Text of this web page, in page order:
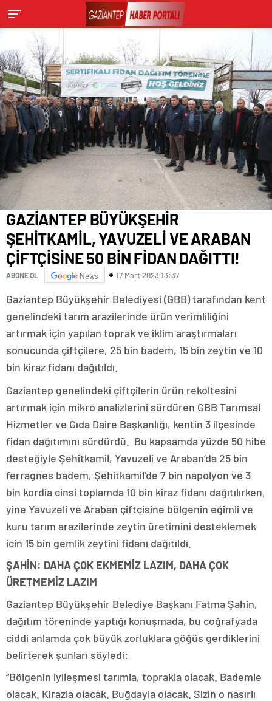
GAZİANTEP BÜYÜKŞEHİR
ŞEHİTKAMİL, YAVUZELİ VE ARABAN
ÇİFTÇİSİNE 50 BİN FİDAN DAĞITTI!
ABONE OL News 17 Mart 2023 13:37
Gaziantep Büyükşehir Belediyesi (GBB) tarafından kent
genelindeki tarım arazilerinde ürün verimliliğini
artırmak için yapılan toprak ve iklim araştırmaları
sonucunda çiftçilere, 25 bin badem, 15 bin zeytin ve 10
bin kiraz fidanı dağıtıldı.
Gaziantep genelindeki çiftçilerin ürün rekoltesini
artırmak için mikro analizlerini sürdüren GBB Tarımsal
Hizmetler ve Gıda Daire Başkanlığı, kentin 3 ilçesinde
fidan dağıtımını sürdürdü. Bu kapsamda yüzde 50 hibe
desteğiyle Şehitkamil, Yavuzeli ve Araban’da 25 bin
ferragnes badem, Şehitkamil’de 7 bin napolyon ve 3
bin kordia cinsi toplamda 10 bin kiraz fidanı dağıtılırken,
yine Yavuzeli ve Araban çiftçisine bölgenin eğimli ve
kuru tarım arazilerinde zeytin üretimini desteklemek
için 15 bin gemlik zeytini fidanı dağıtıldı.
ŞAHİN: DAHA ÇOK EKMEMİZ LAZIM, DAHA ÇOK
ÜRETMEMİZ LAZIM
Gaziantep Büyükşehir Belediye Başkanı Fatma Şahin,
dağıtım töreninde yaptığı konuşmada, bu coğrafyada
ciddi anlamda çok büyük zorluklara göğüs gerdiklerini
belirterek şunları söyledi:
“Bölgenin iyileşmesi tarımla, toprakla olacak. Bademle
olacak. Kirazla olacak. Buğdayla olacak. Sizin o nasırlı